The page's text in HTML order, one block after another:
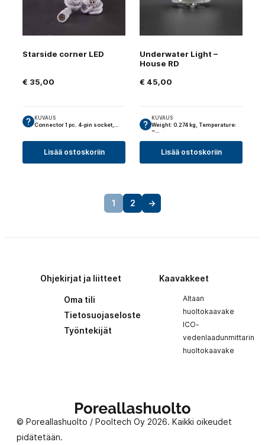
Starside corner LED
€ 35,00
KUVAUS
Connector 1 pc. 4-pin socket,…
Lisää ostoskoriin
Underwater Light –
House RD
€ 45,00
KUVAUS
Weight: 0.274 kg, Temperature:
~…
Lisää ostoskoriin
1 2 →
Ohjekirjat ja liitteet
Oma tili
Tietosuojaseloste
Työntekijät
Kaavakkeet
Altaan
huoltokaavake
ICO-
vedenlaadunmittarin
huoltokaavake
Poreallashuolto
© Poreallashuolto / Pooltech Oy 2026. Kaikki oikeudet
pidätetään.